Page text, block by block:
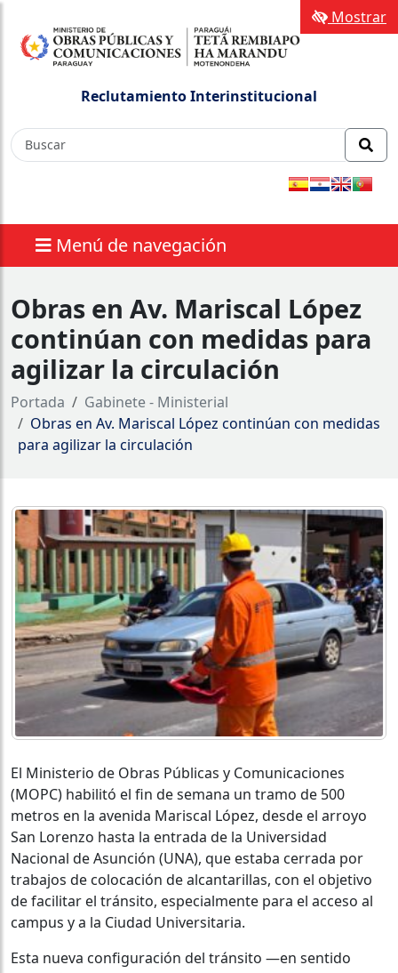
Reclutamiento Interinstitucional
Menú de navegación
Mostrar
Obras en Av. Mariscal López
continúan con medidas para
agilizar la circulación
Portada
Gabinete - Ministerial
Obras en Av. Mariscal López continúan con medidas
para agilizar la circulación
El Ministerio de Obras Públicas y Comunicaciones
(MOPC) habilitó el fin de semana un tramo de 500
metros en la avenida Mariscal López, desde el arroyo
San Lorenzo hasta la entrada de la Universidad
Nacional de Asunción (UNA), que estaba cerrada por
trabajos de colocación de alcantarillas, con el objetivo
de facilitar el tránsito, especialmente para el acceso al
campus y a la Ciudad Universitaria.
Esta nueva configuración del tránsito —en sentido